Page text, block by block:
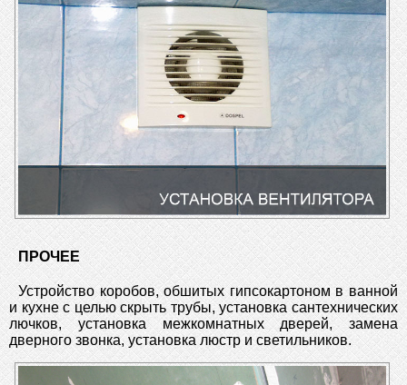
ПРОЧЕЕ
Устройство коробов, обшитых гипсокартоном в ванной
и кухне с целью скрыть трубы, установка сантехнических
лючков, установка межкомнатных дверей, замена
дверного звонка, установка люстр и светильников.